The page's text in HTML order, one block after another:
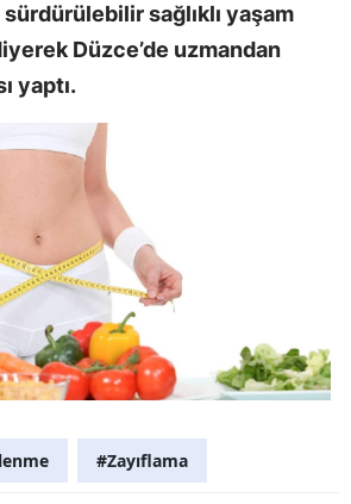
sağlıklı yaşam
Düzce’de uzmandan
yaptı.
#Zayıflama